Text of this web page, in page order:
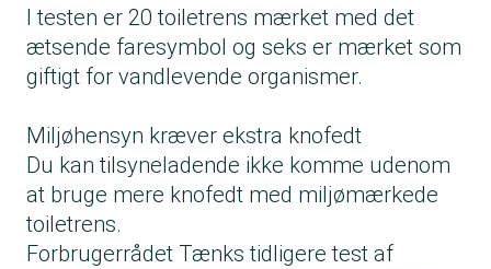
I testen er 20 toiletrens mærket med det
ætsende faresymbol og seks er mærket som
giftigt for vandlevende organismer.
Miljøhensyn kræver ekstra knofedt
Du kan tilsyneladende ikke komme udenom
at bruge mere knofedt med miljømærkede
toiletrens.
Forbrugerrådet Tænks tidligere test af